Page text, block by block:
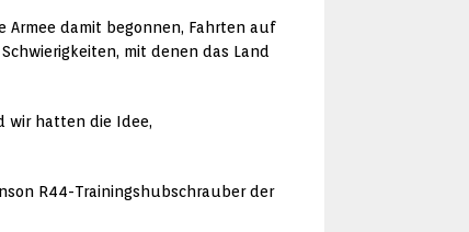
Armee damit begonnen, Fahrten auf
mit denen das Land
wir hatten die Idee,
R44-Trainingshubschrauber der